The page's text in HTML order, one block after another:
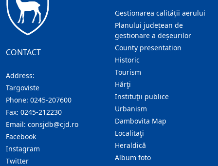
CONTACT
Address:
Targoviste
Phone: 0245-207600
Fax: 0245-212230
Email: consjdb@cjd.ro
Facebook
Instagram
Twitter
Gestionarea calității aerului
Planului județean de
gestionare a deșeurilor
County presentation
Historic
Tourism
Hărţi
Instituţii publice
Urbanism
Dambovita Map
Localitaţi
Heraldică
Album foto